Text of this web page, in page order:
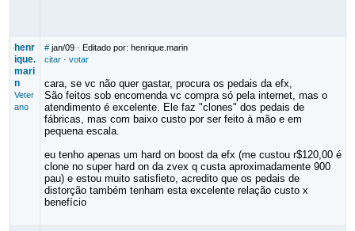
henr
ique.
mari
n
Veter
ano
# jan/09· Editado por: henrique.marin
citar· votar
cara, se vc não quer gastar, procura os pedais da efx,
São feitos sob encomenda vc compra só pela internet, mas o
atendimento é excelente. Ele faz "clones" dos pedais de
fábricas, mas com baixo custo por ser feito à mão e em
pequena escala.
eu tenho apenas um hard on boost da efx (me custou r$120,00 é
clone no super hard on da zvex q custa aproximadamente 900
pau) e estou muito satisfieto, acredito que os pedais de
distorção também tenham esta excelente relação custo x
benefício